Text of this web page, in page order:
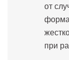
от
при